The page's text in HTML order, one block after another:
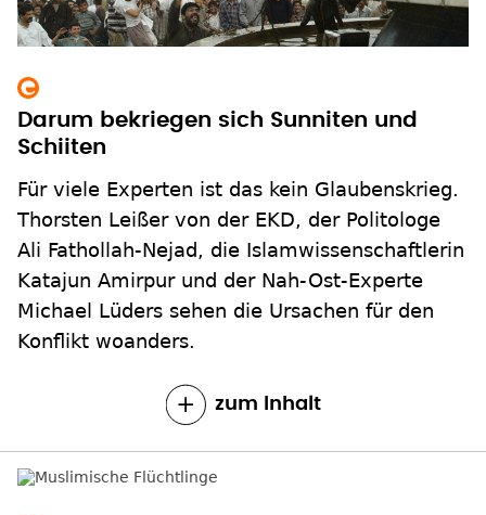
Darum bekriegen sich Sunniten und
Schiiten
Für viele Experten ist das kein Glaubenskrieg.
Thorsten Leißer von der EKD, der Politologe
Ali Fathollah-Nejad, die Islamwissenschaftlerin
Katajun Amirpur und der Nah-Ost-Experte
Michael Lüders sehen die Ursachen für den
Konflikt woanders.
zum Inhalt